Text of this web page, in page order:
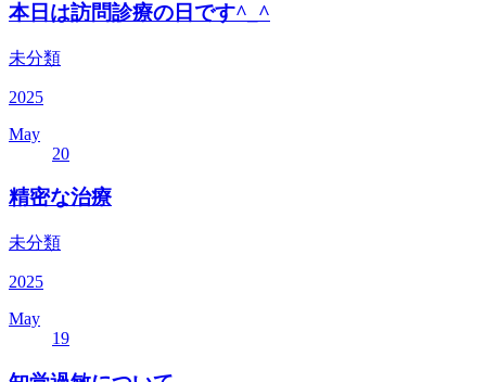
本日は訪問診療の日です^_^
未分類
2025
May
20
精密な治療
未分類
2025
May
19